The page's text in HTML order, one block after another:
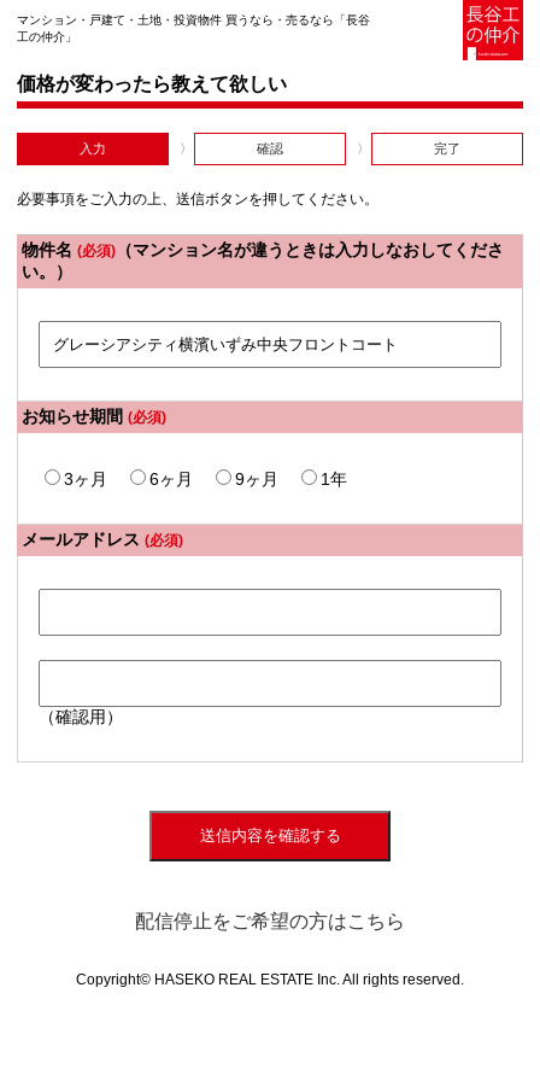
マンション・戸建て・土地・投資物件 買うなら・売るなら「長谷
工の仲介」
価格が変わったら教えて欲しい
入力 確認 完了
必要事項をご入力の上、送信ボタンを押してください。
物件名 (必須) （マンション名が違うときは入力しなおしてくださ
い。）
お知らせ期間 (必須)
3ヶ月 6ヶ月 9ヶ月 1年
メールアドレス (必須)
（確認用）
送信内容を確認する
配信停止をご希望の方はこちら
Copyright© HASEKO REAL ESTATE Inc. All rights reserved.